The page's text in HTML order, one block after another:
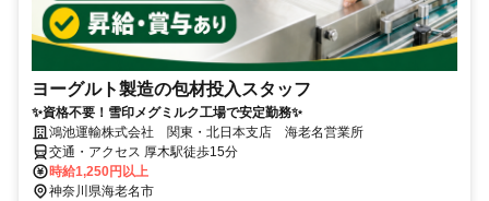
ヨーグルト製造の包材投入スタッフ
✨資格不要！雪印メグミルク工場で安定勤務✨
鴻池運輸株式会社 関東・北日本支店 海老名営業所
交通・アクセス 厚木駅徒歩15分
時給1,250円以上
神奈川県海老名市